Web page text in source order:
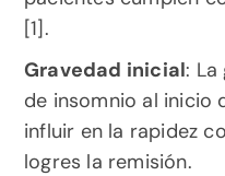
[1].
Gravedad inicial:
de insomnio al inicio
influir en la rapidez
logres la remisión.